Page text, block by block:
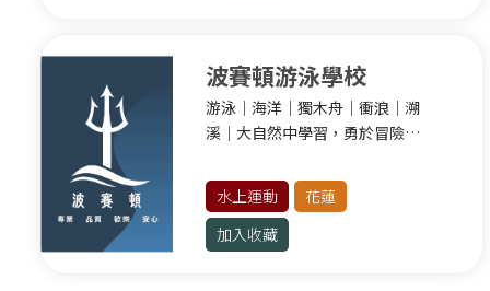
波賽頓游泳學校
游泳｜海洋｜獨木舟｜衝浪｜溯
溪｜大自然中學習，勇於冒險探
水上運動
花蓮
加入收藏